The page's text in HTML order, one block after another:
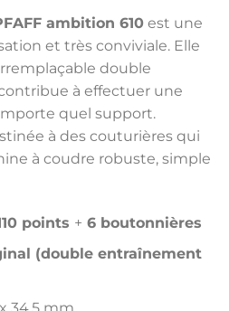
ambition 610 est une
et très conviviale. Elle
double
à effectuer une
quel support.
à des couturières qui
à coudre robuste, simple
points + 6 boutonnières
(double entraînement